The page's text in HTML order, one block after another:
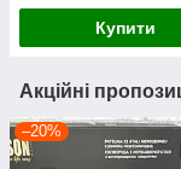
Купити
Акційні
–20%